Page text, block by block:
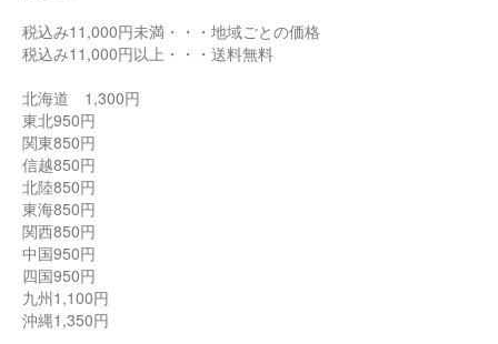
税込み11,000円未満・・・地域ごとの価格
税込み11,000円以上・・・送料無料
北海道 1,300円
東北950円
関東850円
信越850円
北陸850円
東海850円
関西850円
中国950円
四国950円
九州1,100円
沖縄1,350円